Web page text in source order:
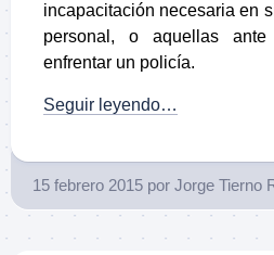
incapacitación necesaria en
personal, o aquellas
enfrentar un policía.
Seguir leyendo…
15 febrero 2015 por Jorge Tierno